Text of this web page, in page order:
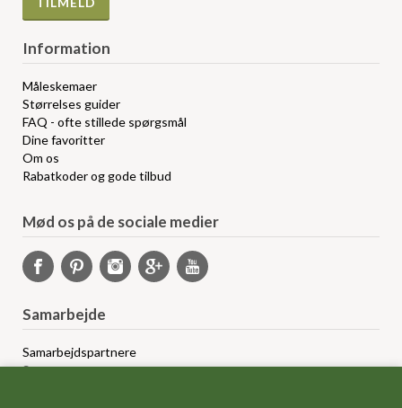
Information
Måleskemaer
Størrelses guider
FAQ - ofte stillede spørgsmål
Dine favoritter
Om os
Rabatkoder og gode tilbud
Mød os på de sociale medier
Samarbejde
Samarbejdspartnere
Sponsorprogram